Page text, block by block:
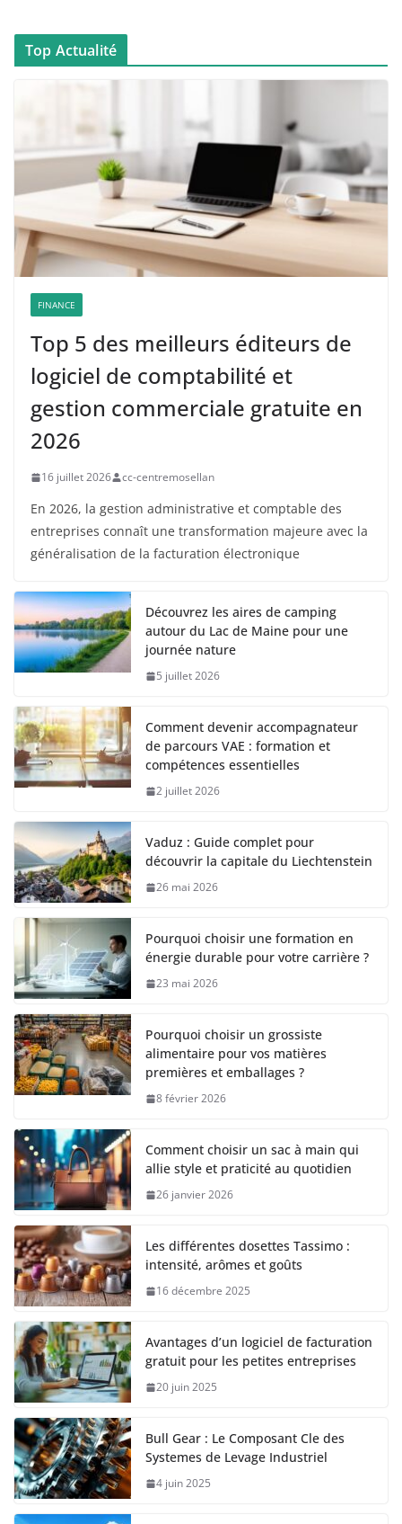
Top Actualité
FINANCE
Top 5 des meilleurs éditeurs de
logiciel de comptabilité et
gestion commerciale gratuite en
2026
16 juillet 2026 cc-centremosellan
En 2026, la gestion administrative et comptable des
entreprises connaît une transformation majeure avec la
généralisation de la facturation électronique
Découvrez les aires de camping
autour du Lac de Maine pour une
journée nature
5 juillet 2026
Comment devenir accompagnateur
de parcours VAE : formation et
compétences essentielles
2 juillet 2026
Vaduz : Guide complet pour
découvrir la capitale du Liechtenstein
26 mai 2026
Pourquoi choisir une formation en
énergie durable pour votre carrière ?
23 mai 2026
Pourquoi choisir un grossiste
alimentaire pour vos matières
premières et emballages ?
8 février 2026
Comment choisir un sac à main qui
allie style et praticité au quotidien
26 janvier 2026
Les différentes dosettes Tassimo :
intensité, arômes et goûts
16 décembre 2025
Avantages d’un logiciel de facturation
gratuit pour les petites entreprises
20 juin 2025
Bull Gear : Le Composant Cle des
Systemes de Levage Industriel
4 juin 2025